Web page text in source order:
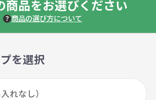
商品をお選びください
商品の選び方について
を選択
れなし）